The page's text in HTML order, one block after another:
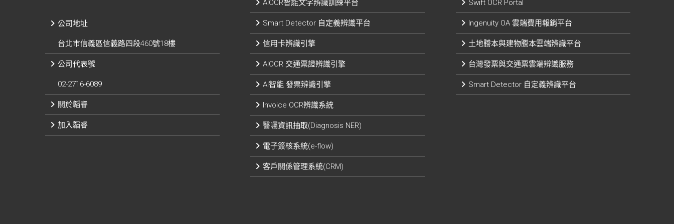
公司地址
台北市信義區信義路四段460號18樓
公司代表號
02-2716-6089
關於韜睿
加入韜睿
AIOCR智能文字辨識訓練平台
Smart Detector 自定義辨識平台​
信用卡辨識引擎
AIOCR 交通票證辨識引擎
AI智能 發票辨識引擎​
Invoice OCR辨識系統
醫囑資訊抽取(Diagnosis NER)
電子簽核系統(e-flow)
客戶關係管理系統(CRM)
Swift OCR Portal
Ingenuity OA 雲端費用報銷平台
土地謄本與建物謄本雲端辨識平台
台灣發票與交通票雲端辨識服務
Smart Detector 自定義辨識平台​